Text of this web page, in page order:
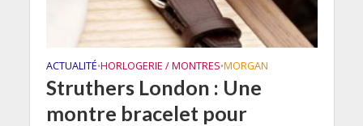
ACTUALITÉ•HORLOGERIE / MONTRES•MORGAN
Struthers London : Une
montre bracelet pour